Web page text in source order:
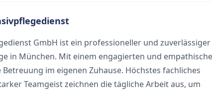
GmbH ist ein professioneller und zuverlässiger
in München. Mit einem engagierten und
im eigenen Zuhause. Höchstes fachliches
Teamgeist zeichnen die tägliche Arbeit aus, um